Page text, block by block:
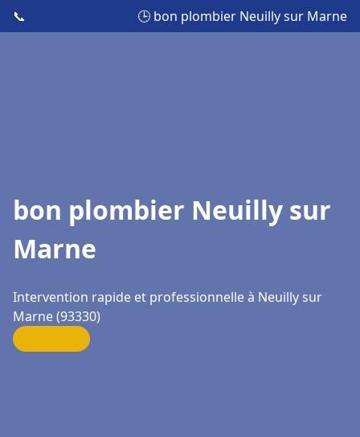
📞 🕒 bon plombier Neuilly sur Marne
bon plombier Neuilly sur
Marne
Intervention rapide et professionnelle à Neuilly sur
Marne (93330)